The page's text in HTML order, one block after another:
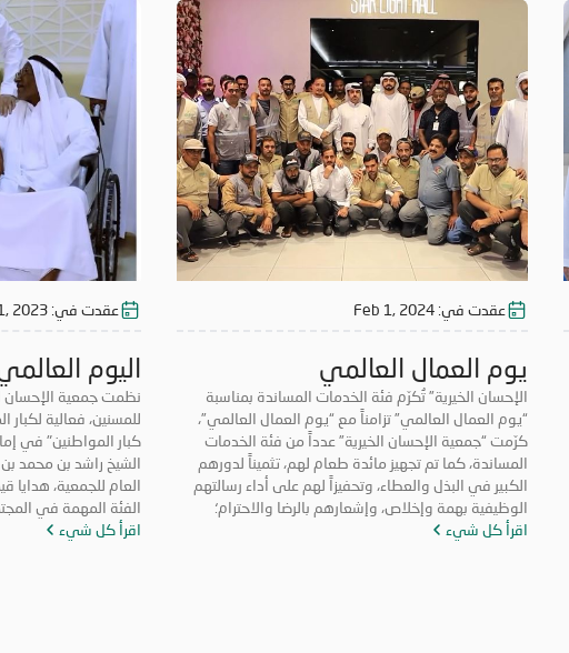
عقدت في:Feb 1, 2024
يوم العمال العالمي
الإحسان الخيرية” تُكرّم فئة الخدمات المساندة بمناسبة
“يوم العمال العالمي” تزامناً مع “يوم العمال العالمي”،
كرّمت “جمعية الإحسان الخيرية” عدداً من فئة الخدمات
المساندة، كما تم تجهيز مائدة طعام لهم، تثميناً لدورهم
الكبير في البذل والعطاء، وتحفيزاً لهم على أداء رسالتهم
الوظيفية بهمة وإخلاص، وإشعارهم بالرضا والاحترام؛
لدورهم المهم في مسيرتهم المهنية. وجاء التكريم في
اقرأ كل شيء
عقدت في: 2023
اليوم
نظمت جمعية الإحسان
للمسنين، فعالية
كبار المواطنين" في
الشيخ راشد بن محمد بن
العام للجمعية، هدايا
الفئة المهمة في
رقصة شعبية أداها
اقرأ كل شيء